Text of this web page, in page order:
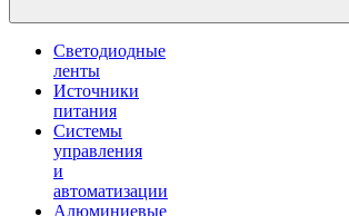
Светодиодные
ленты
Источники
питания
Системы
управления
и
автоматизации
Алюминиевые